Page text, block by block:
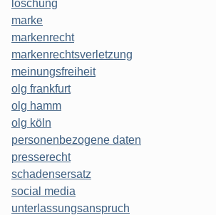
löschung
marke
markenrecht
markenrechtsverletzung
meinungsfreiheit
olg frankfurt
olg hamm
olg köln
personenbezogene daten
presserecht
schadensersatz
social media
unterlassungsanspruch